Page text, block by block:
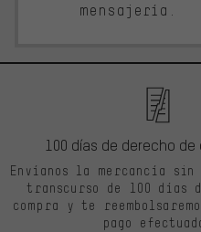
mensajería.
100 días de derecho
Envíanos la mercancía
transcurso de 100 días
compra y te
pago